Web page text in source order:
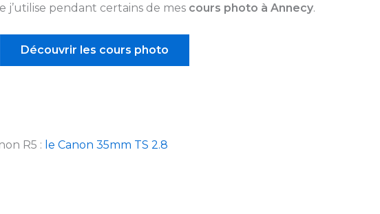
j’utilise pendant certains de mes cours photo à Annecy.
Découvrir les cours photo
R5 : le Canon 35mm TS 2.8